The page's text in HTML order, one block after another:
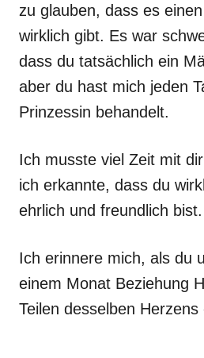
zu glauben, dass es
wirklich gibt. Es war
dass du tatsächlich ein
aber du hast mich jeden
Prinzessin behandelt.
Ich musste viel Zeit mit
ich erkannte, dass du
ehrlich und freundlich bist.
Ich erinnere mich, als du
einem Monat Beziehung
Teilen desselben